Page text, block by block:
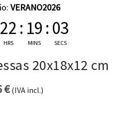
VERANO2026
22
HRS
: 19
MINS
: 02
SECS
20x18x12 cm
€
Price range: 205,70 €
(IVA incl.)